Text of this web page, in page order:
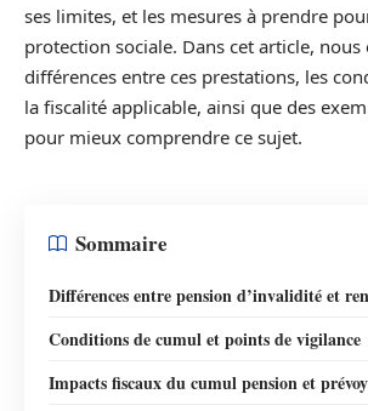
ses limites, et les mesures à prendre
protection sociale. Dans cet article,
différences entre ces prestations, les
la fiscalité applicable, ainsi que des
pour mieux comprendre ce sujet.
Sommaire
Différences entre pension d’invalidité et
Conditions de cumul et points de vigilance
Impacts fiscaux du cumul pension et